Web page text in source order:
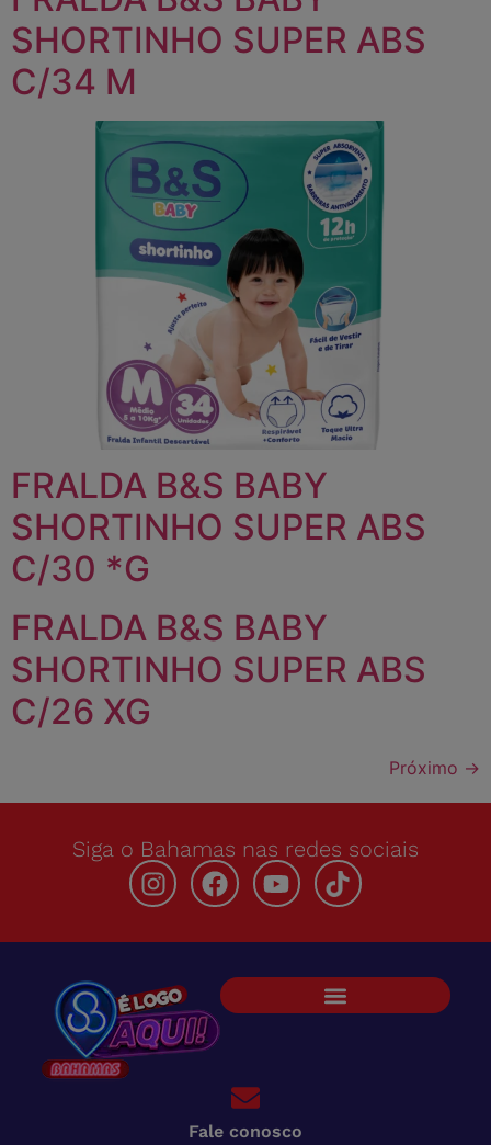
SHORTINHO SUPER ABS
C/34 M
FRALDA B&S BABY
SHORTINHO SUPER ABS
C/30 *G
FRALDA B&S BABY
SHORTINHO SUPER ABS
C/26 XG
Próximo →
Siga o Bahamas nas redes sociais
Fale conosco